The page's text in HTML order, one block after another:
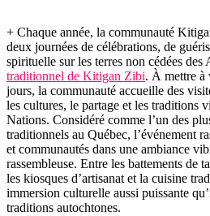
+ Chaque année, la communauté
deux journées de célébrations, de
spirituelle sur les terres non cédées
traditionnel de Kitigan Zibi. À mettre à
jours, la communauté accueille des
les cultures, le partage et les traditions
Nations. Considéré comme l’un des
traditionnels au Québec, l’événement
et communautés dans une ambiance
rassembleuse. Entre les battements de
les kiosques d’artisanat et la cuisine
immersion culturelle aussi puissante
traditions autochtones.